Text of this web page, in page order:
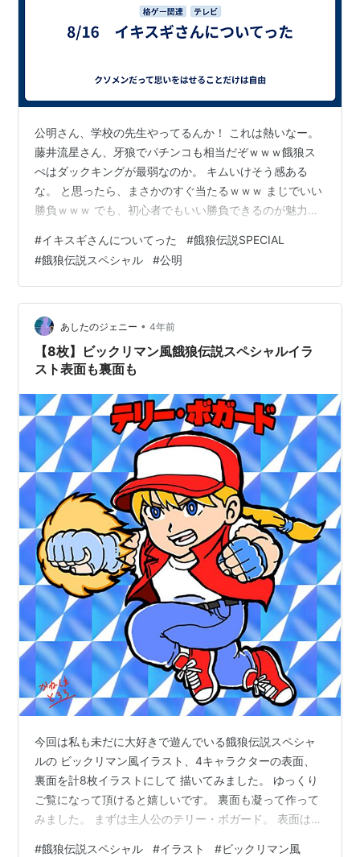
公明さん、学校の先生やってるんか！ これは熱いなー。
藤井流星さん、牙狼でパチンコも相当だぞｗｗｗ餓狼ス
ぺはダックキングが最弱なのか。 キムいけそう感ある
な。 と思ったら、まさかのすぐ当たるｗｗｗ まじでいい
勝負ｗｗｗ でも、初心者でもいい勝負できるのが魅力
ブームの動画に、 その当時無いゲームが。 真・三國無双
２の攻略サイトチャットきっかけで結婚？！ 夢がありす
ぎだわー。 高橋みなみ、めっちゃ攻めて勝ったなー。 連
携上手く見えたｗ 対戦はたかみなだけ？ もっとあったけ
どカットされたのかな。
#イキスギさんについてった #餓狼伝説SPECIAL
#餓狼伝説スペシャル #公明
あしたのジェニー • 4年前
【8枚】ビックリマン風餓狼伝説スペシャルイラ
スト表面も裏面も
今回は私も未だに大好きで遊んでいる餓狼伝説スペシャ
ルの ビックリマン風イラスト、4キャラクターの表面、
裏面を計8枚イラストにして 描いてみました。 ゆっくり
ご覧になって頂けると嬉しいです。 裏面も凝って作って
みました。 まずは主人公のテリー・ボガード。 表面はこ
#餓狼伝説スペシャル #イラスト #ビックリマン風